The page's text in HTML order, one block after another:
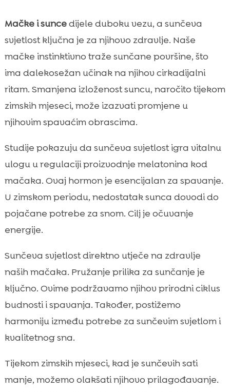
Mačke i suncedijele duboku vezu, a sunčeva
svjetlost ključna je za njihovo zdravlje. Naše
mačke instinktivno traže sunčane površine, što
ima dalekosežan učinak na njihov cirkadijalni
ritam. Smanjena izloženost suncu, naročito tijekom
zimskih mjeseci, može izazvati promjene u
njihovim spavaćim obrascima.
Studije pokazuju da sunčeva svjetlost igra vitalnu
ulogu u regulaciji proizvodnje melatonina kod
mačaka. Ovaj hormon je esencijalan za spavanje.
U zimskom periodu, nedostatak sunca dovodi do
pojačane potrebe za snom. Cilj je očuvanje
energije.
Sunčeva svjetlost direktno utječe na zdravlje
naših mačaka. Pružanje prilika za sunčanje je
ključno. Ovime podržavamo njihov prirodni ciklus
budnosti i spavanja. Također, postižemo
harmoniju između potrebe za sunčevim svjetlom i
kvalitetnog sna.
Tijekom zimskih mjeseci, kad je sunčevih sati
manje, možemo olakšati njihovo prilagođavanje.